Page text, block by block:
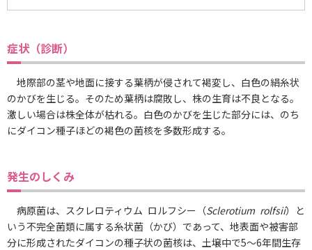
症状（診断）
地際部の茎や地面に接する葉柄が侵されて褐変し、白色の絹糸状
のかびを生じる。そのため葉柄は腐敗し、株の生育は不良となる。
激しい場合は株全体が枯れる。白色のかびを生じた部分には、のち
にダイコン種子ほどの褐色の菌核を多数形成する。
発生のしくみ
病原菌は、スクレロティウム ロルフシー（Sclerotium rolfsii）と
いう不完全菌類に属する糸状菌（かび）であって、地表面や被害部
分に形成されたダイコンの種子状の菌核は、土壌中で5～6年間生存